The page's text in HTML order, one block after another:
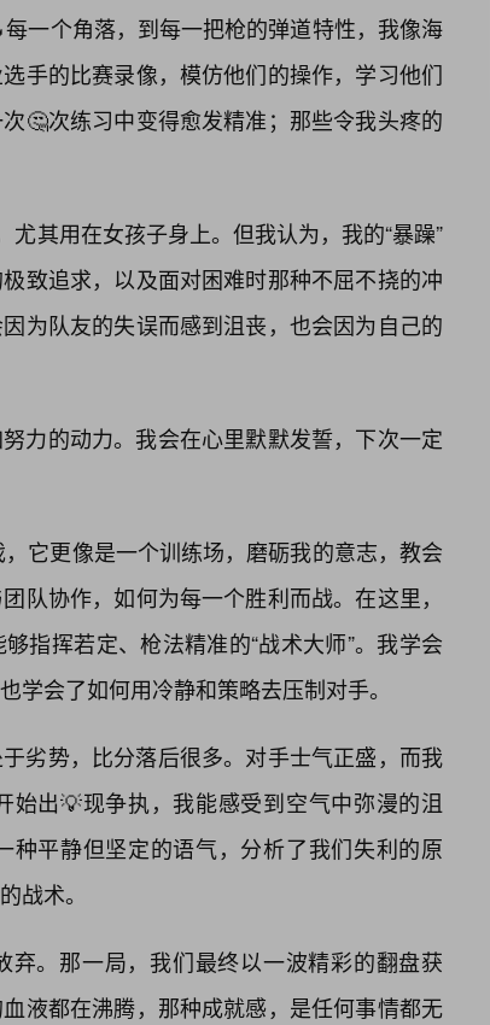
一个角落，到每一把枪的弹道特性，我像海
手的比赛录像，模仿他们的操作，学习他们
🤔次练习中变得愈发精准；那些令我头疼的
尤其用在女孩子身上。但我认为，我的“暴躁”
致追求，以及面对困难时那种不屈不挠的冲
为队友的失误而感到沮丧，也会因为自己的
力的动力。我会在心里默默发誓，下次一定
它更像是一个训练场，磨砺我的意志，教会
队协作，如何为每一个胜利而战。在这里，
指挥若定、枪法精准的“战术大师”。我学会
学会了如何用冷静和策略去压制对手。
劣势，比分落后很多。对手士气正盛，而我
出💡现争执，我能感受到空气中弥漫的沮
平静但坚定的语气，分析了我们失利的原
战术。
。那一局，我们最终以一波精彩的翻盘获
液都在沸腾，那种成就感，是任何事情都无